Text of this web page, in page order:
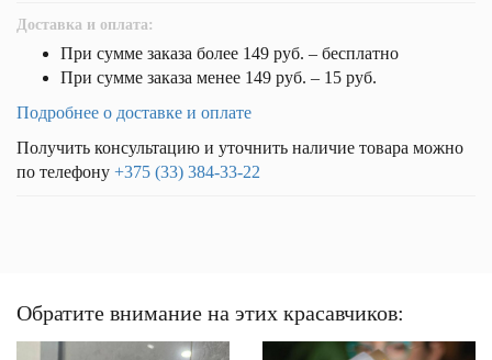
Доставка и оплата:
При сумме заказа более 149 руб. – бесплатно
При сумме заказа менее 149 руб. – 15 руб.
Подробнее о доставке и оплате
Получить консультацию и уточнить наличие товара можно
по телефону +375 (33) 384-33-22
Обратите внимание на этих красавчиков: